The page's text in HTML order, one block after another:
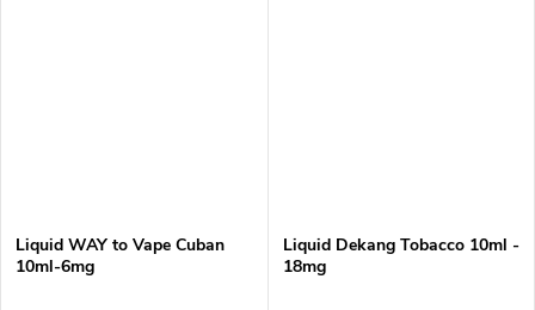
Liquid WAY to Vape Cuban
10ml-6mg
Liquid Dekang Tobacco 10ml -
18mg